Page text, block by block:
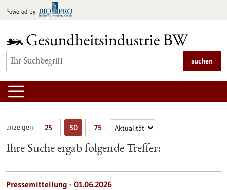
Inhalt
Powered by
suchen
anzeigen: 25 50 75
Ihre Suche ergab folgende Treffer:
Pressemitteilung - 01.06.2026